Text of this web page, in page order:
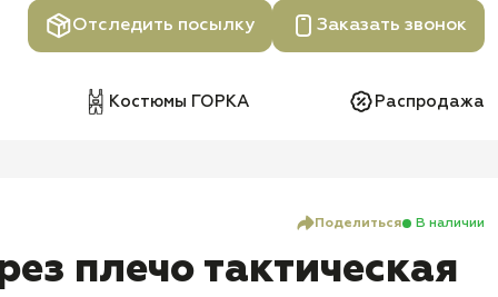
Отследить посылку Заказать звонок
Костюмы ГОРКА Распродажа
Поделиться В наличии
плечо тактическая